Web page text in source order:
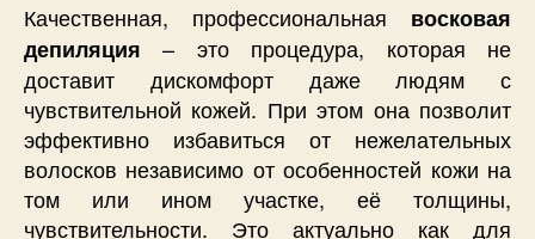
Качественная, профессиональная восковая
депиляция – это процедура, которая не
доставит дискомфорт даже людям с
чувствительной кожей. При этом она позволит
эффективно избавиться от нежелательных
волосков независимо от особенностей кожи на
том или ином участке, её толщины,
чувствительности. Это актуально как для